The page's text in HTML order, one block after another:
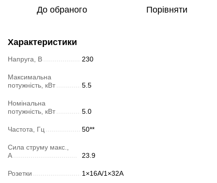
До обраного Порівняти
Характеристики
Напруга, В 230
Максимальна
потужність, кВт
5.5
Номінальна
потужність, кВт
5.0
Частота, Гц 50**
Сила струму макс.,
А
23.9
Розетки 1×16А/1×32А